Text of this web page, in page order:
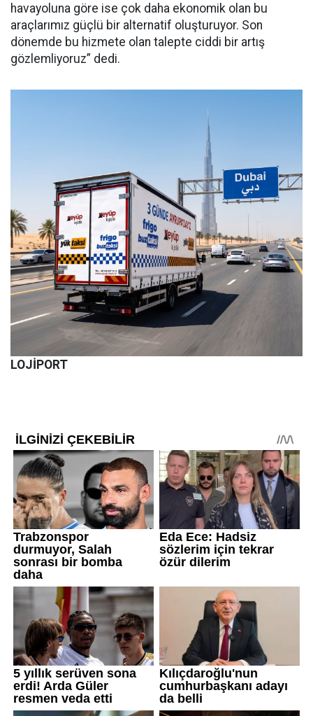
havayoluna göre ise çok daha ekonomik olan bu
araçlarımız güçlü bir alternatif oluşturuyor. Son
dönemde bu hizmete olan talepte ciddi bir artış
gözlemliyoruz” dedi.
LOJİPORT